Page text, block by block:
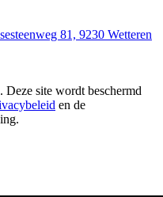
81, 9230 Wetteren
Deze site wordt beschermd
en de